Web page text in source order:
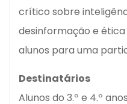
crítico sobre
desinformação e
alunos para uma
Destinatários
Alunos do 3.º e 4.º